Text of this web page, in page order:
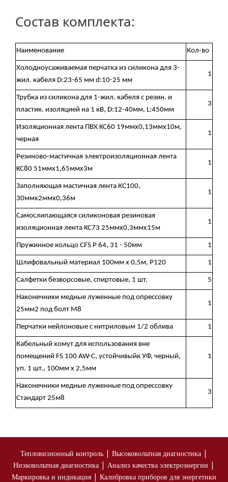
Состав комплекта:
Наименование Кол-во
Холодноусаживаемая перчатка из силикона для 3-
жил. кабеля D:23-65 мм d:10-25 мм
1
Трубка из силикона для 1-жил. кабеля с резин. и
пластик. изоляцией на 1 кВ, D:12-40мм, L:450мм
3
Изоляционная лента ПВХ KC60 19ммх0,13ммх10м,
черная
1
Резиново-мастичная электроизоляционная лента
KC80 51ммх1,65ммх3м
1
Заполняющая мастичная лента КС100,
30ммх2ммх0,36м
1
Самослипающаяся силиконовая резиновая
изоляционная лента KC73 25ммх0,3ммх15м
1
Пружинное кольцо CFS P 64, 31 - 50мм 1
Шлифовальный материал 100мм х 0,5м, Р120 1
Салфетки безворсовые, спиртовые, 1 шт. 5
Наконечники медные луженные под опрессовку
25мм2 под болт М8
1
Перчатки нейлоновые с нитриловым 1/2 облива 1
Кабельный хомут для использования вне
помещений FS 100 AW-C, устойчивыйк УФ, черный,
уп. 1 шт., 100мм х 2,5мм
1
Наконечники медные луженные под опрессовку
Стандарт 25м8
3
Тепловизионный контроль | Высоковольтная диагностика |
Низковольтная диагностика | Анализ качества электроэнергии |
Маркировка и индикация | Калибровка приборов для энергетики